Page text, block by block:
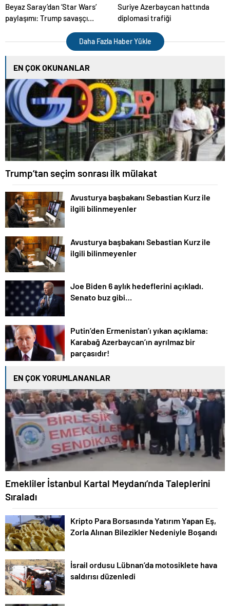
Beyaz Saray’dan ‘Star Wars’
paylaşımı: Trump savaşçı
Suriye Azerbaycan hattında
diplomasi trafiği
Daha Fazla Haber Yükle
EN ÇOK OKUNANLAR
Trump’tan seçim sonrası ilk mülakat
Avusturya başbakanı Sebastian Kurz ile
ilgili bilinmeyenler
Avusturya başbakanı Sebastian Kurz ile
ilgili bilinmeyenler
Joe Biden 6 aylık hedeflerini açıkladı.
Senato buz gibi…
Putin’den Ermenistan’ı yıkan açıklama:
Karabağ Azerbaycan’ın ayrılmaz bir
parçasıdır!
EN ÇOK YORUMLANANLAR
Emekliler İstanbul Kartal Meydanı’nda Taleplerini
Sıraladı
Kripto Para Borsasında Yatırım Yapan Eş,
Zorla Alınan Bilezikler Nedeniyle Boşandı
İsrail ordusu Lübnan’da motosiklete hava
saldırısı düzenledi